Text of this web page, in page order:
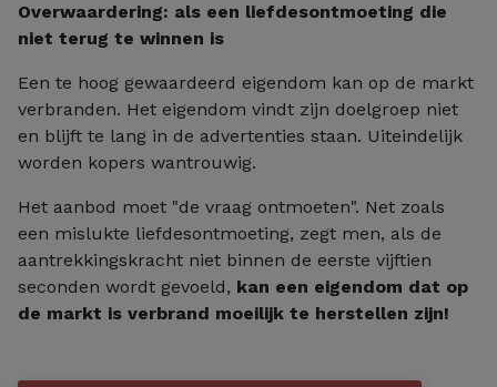
Overwaardering: als een liefdesontmoeting die
niet terug te winnen is
Een te hoog gewaardeerd eigendom kan op de markt
verbranden. Het eigendom vindt zijn doelgroep niet
en blijft te lang in de advertenties staan. Uiteindelijk
worden kopers wantrouwig.
Het aanbod moet "de vraag ontmoeten". Net zoals
een mislukte liefdesontmoeting, zegt men, als de
aantrekkingskracht niet binnen de eerste vijftien
seconden wordt gevoeld, kan een eigendom dat op
de markt is verbrand moeilijk te herstellen zijn!